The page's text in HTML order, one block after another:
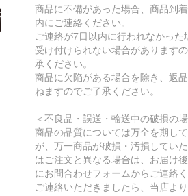
商品に不備があった場合、商品到
内にご連絡ください。
ご連絡が7日以内に行われなかった
受け付けられない場合があります
承ください。
商品に欠陥がある場合を除き、返
ねますのでご了承ください。
＜不良品・誤送・輸送中の破損の
商品の品質については万全を期し
が、万一商品が破損・汚損してい
はご注文と異なる場合は、お届け
にお問合わせフォームからご連絡く
ご連絡いただきましたら、当店よ